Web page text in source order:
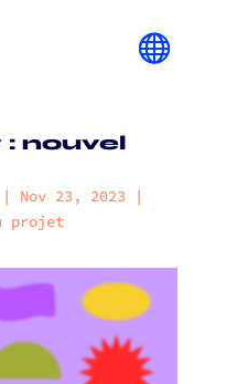
: nouvel
Nov 23, 2023|
projet